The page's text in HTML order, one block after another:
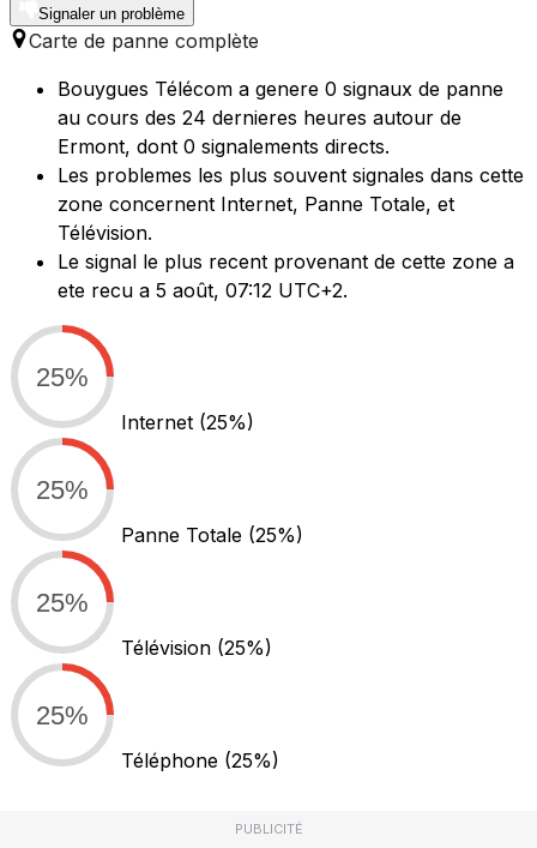
Signaler un problème
Carte de panne complète
Bouygues Télécom a genere 0 signaux de panne
au cours des 24 dernieres heures autour de
Ermont, dont 0 signalements directs.
Les problemes les plus souvent signales dans cette
zone concernent Internet, Panne Totale, et
Télévision.
Le signal le plus recent provenant de cette zone a
ete recu a 5 août, 07:12 UTC+2.
25%
Internet (25%)
25%
Panne Totale (25%)
25%
Télévision (25%)
25%
Téléphone (25%)
PUBLICITÉ